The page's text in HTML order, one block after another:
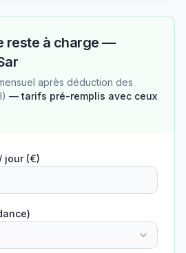
reste à charge —
après déduction des
— tarifs pré-remplis avec ceux
jour (€)